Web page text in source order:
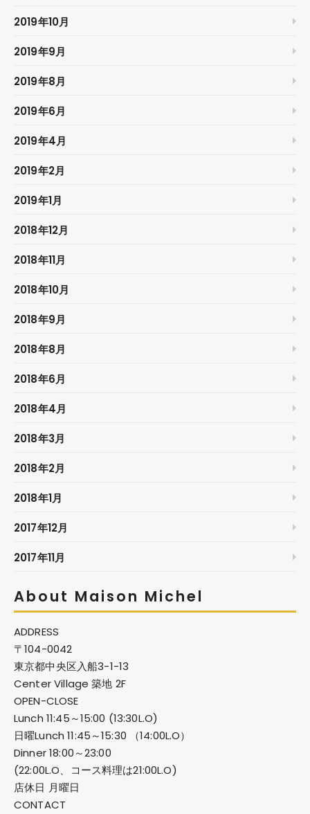
2019年10月
2019年9月
2019年8月
2019年6月
2019年4月
2019年2月
2019年1月
2018年12月
2018年11月
2018年10月
2018年9月
2018年8月
2018年6月
2018年4月
2018年3月
2018年2月
2018年1月
2017年12月
2017年11月
About Maison Michel
ADDRESS
〒104-0042
東京都中央区入船3-1-13
Center Village 築地 2F
OPEN-CLOSE
Lunch 11:45～15:00 (13:30L.O)
日曜Lunch 11:45～15:30 （14:00L.O）
Dinner 18:00～23:00
(22:00L.O、コース料理は21:00L.O)
店休日 月曜日
CONTACT